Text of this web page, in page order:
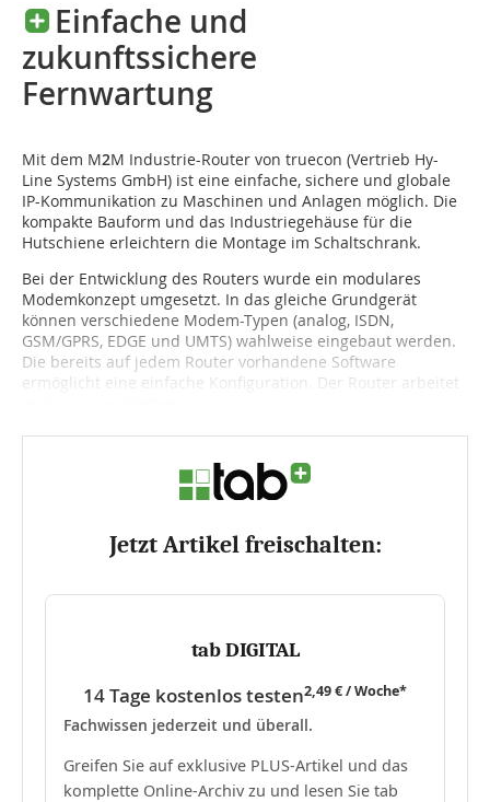
Einfache und
zukunftssichere
Fernwartung
Mit dem M2M Industrie-Router von truecon (Vertrieb Hy-
Line Systems GmbH) ist eine einfache, sichere und globale
IP-Kommunikation zu Maschinen und Anlagen möglich. Die
kompakte Bauform und das Industriegehäuse für die
Hutschiene erleichtern die Montage im Schaltschrank.
Bei der Entwicklung des Routers wurde ein modulares
Modemkonzept umgesetzt. In das gleiche Grundgerät
können verschiedene Modem-Typen (analog, ISDN,
GSM/GPRS, EDGE und UMTS) wahlweise eingebaut werden.
Die bereits auf jedem Router vorhandene Software
ermöglicht eine einfache Konfiguration. Der Router arbeitet
Jetzt Artikel freischalten:
tab DIGITAL
14 Tage kostenlos testen2,49 € / Woche*
Fachwissen jederzeit und überall.
Greifen Sie auf exklusive PLUS-Artikel und das
komplette Online-Archiv zu und lesen Sie tab